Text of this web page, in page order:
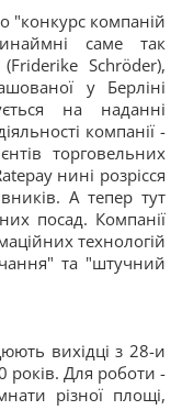
"конкурс компаній
саме так
Schröder),
у Берліні
на наданні
компанії -
торговельних
нині розрісся
А тепер тут
посад. Компанії
технологій
та "штучний
вихідці з 28-и
років. Для роботи -
різної площі,